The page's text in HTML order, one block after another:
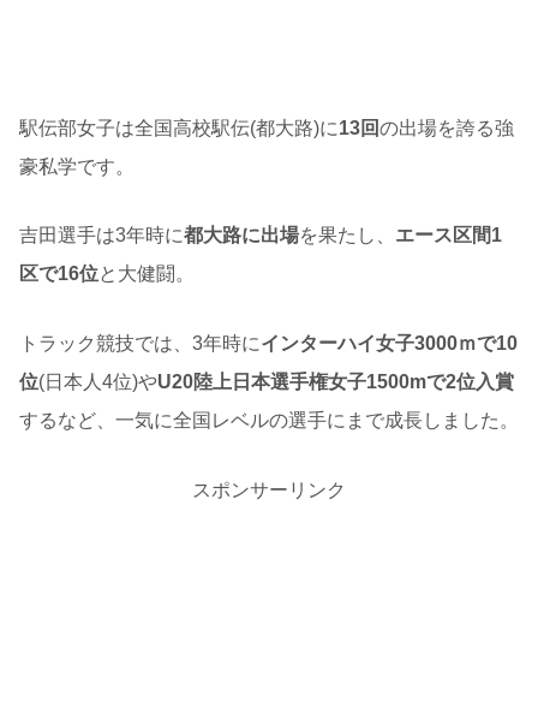
駅伝部女子は全国高校駅伝(都大路)に13回の出場を誇る強
豪私学です。
吉田選手は3年時に都大路に出場を果たし、 エース区間1
区で16位と大健闘。
トラック競技では、3年時にインターハイ女子3000ｍで10
位(日本人4位)やU20陸上日本選手権女子1500mで2位入賞
するなど、一気に全国レベルの選手にまで成長しました。
スポンサーリンク